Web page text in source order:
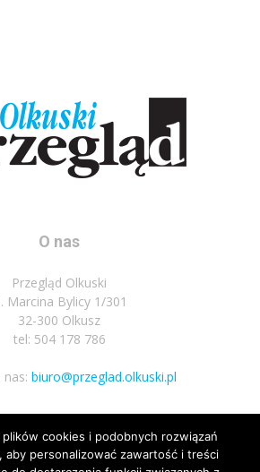
O nas
Przegląd Olkuski
Marcina Bylicy 1/301
32-300 Olkusz
tel: 504 178 786
nas: biuro@przeglad.olkuski.pl
Podążaj za nami
plików cookies i podobnych rozwiązań
aby personalizować zawartość i treści